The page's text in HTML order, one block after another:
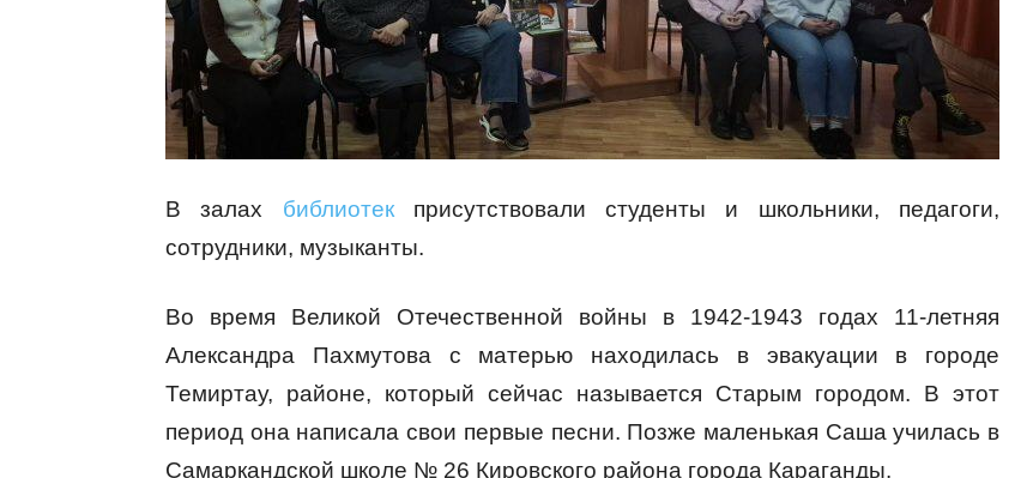
В залах библиотекприсутствовали студенты и школьники, педагоги,
сотрудники, музыканты.
Во время Великой Отечественной войны в 1942-1943 годах 11-летняя
Александра Пахмутова с матерью находилась в эвакуации в городе
Темиртау, районе, который сейчас называется Старым городом. В этот
период она написала свои первые песни. Позже маленькая Саша училась в
Самаркандской школе № 26 Кировского района города Караганды.